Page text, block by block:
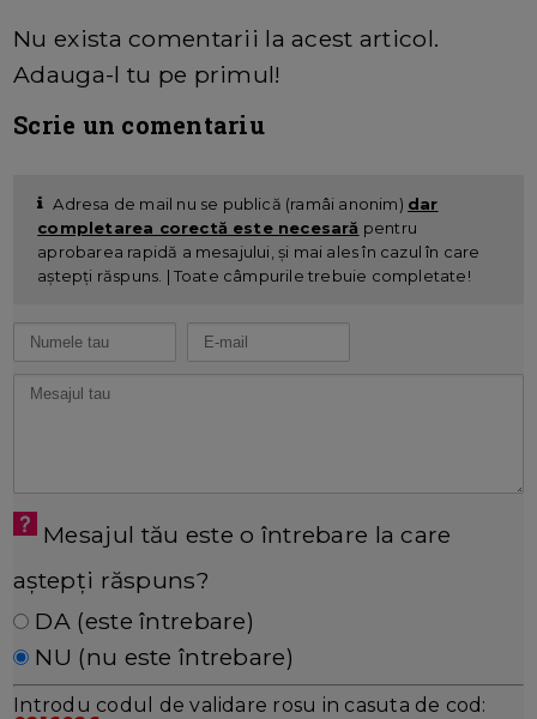
Nu exista comentarii la acest articol.
Adauga-l tu pe primul!
Scrie un comentariu
Adresa de mail nu se publică (ramâi anonim) dar
completarea corectă este necesară pentru
aprobarea rapidă a mesajului, și mai ales în cazul în care
aștepți răspuns. | Toate câmpurile trebuie completate!
Mesajul tău este o întrebare la care
aștepți răspuns?
DA (este întrebare)
NU (nu este întrebare)
Introdu codul de validare rosu in casuta de cod: